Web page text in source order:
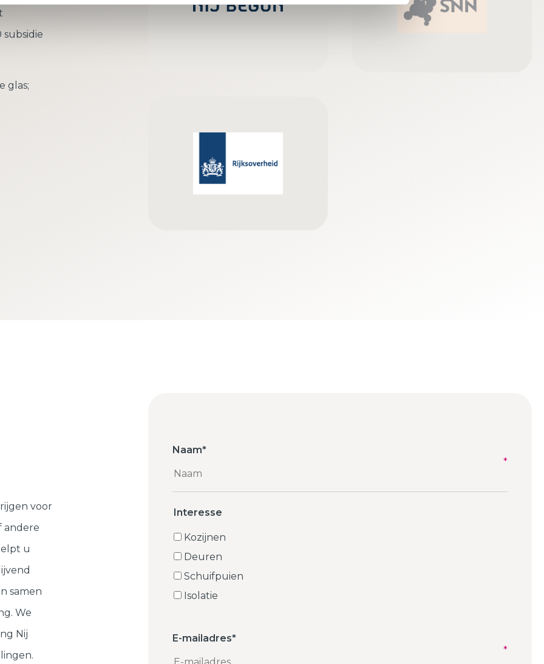
glas;
voor
andere
u
samen
We
Nij
Naam*
Interesse
Kozijnen
Deuren
Schuifpuien
Isolatie
E-mailadres*